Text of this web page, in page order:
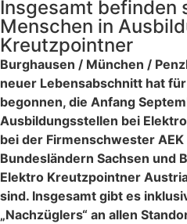
Insgesamt befinden
Menschen in
Kreutzpointner
Burghausen / München /
neuer Lebensabschnitt hat
begonnen, die Anfang
Ausbildungsstellen bei
bei der Firmenschwester
Bundesländern Sachsen und
Elektro Kreutzpointner
sind. Insgesamt gibt es
„Nachzüglers“ an allen